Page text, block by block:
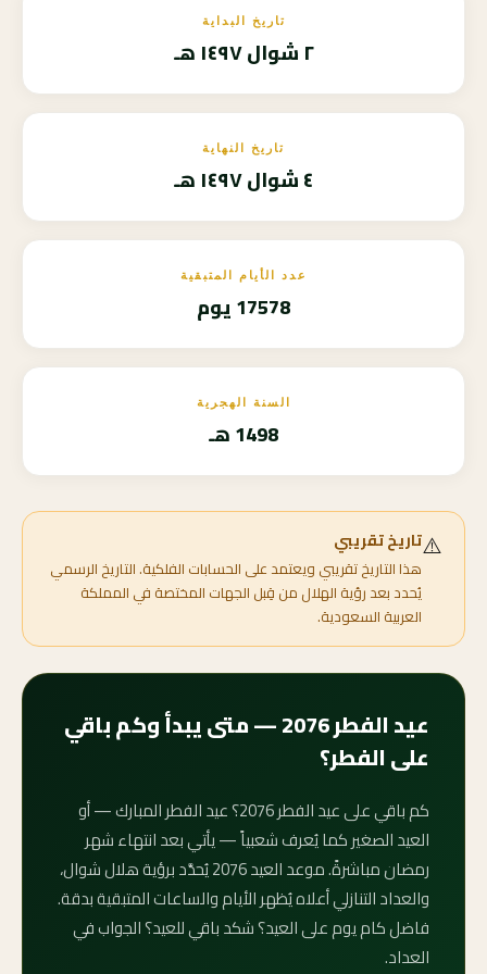
تاريخ البداية
٢ شوال ١٤٩٧ هـ
تاريخ النهاية
٤ شوال ١٤٩٧ هـ
عدد الأيام المتبقية
17578 يوم
السنة الهجرية
1498 هـ
⚠️تاريخ تقريبي
هذا التاريخ تقريبي ويعتمد على الحسابات الفلكية. التاريخ الرسمي
يُحدد بعد رؤية الهلال من قِبل الجهات المختصة في المملكة
العربية السعودية.
عيد الفطر 2076 — متى يبدأ وكم باقي
على الفطر؟
كم باقي على عيد الفطر 2076؟ عيد الفطر المبارك — أو
العيد الصغير كما يُعرف شعبياً — يأتي بعد انتهاء شهر
رمضان مباشرةً. موعد العيد 2076 يُحدَّد برؤية هلال شوال،
والعداد التنازلي أعلاه يُظهر الأيام والساعات المتبقية بدقة.
فاضل كام يوم على العيد؟ شكد باقي للعيد؟ الجواب في
العداد.